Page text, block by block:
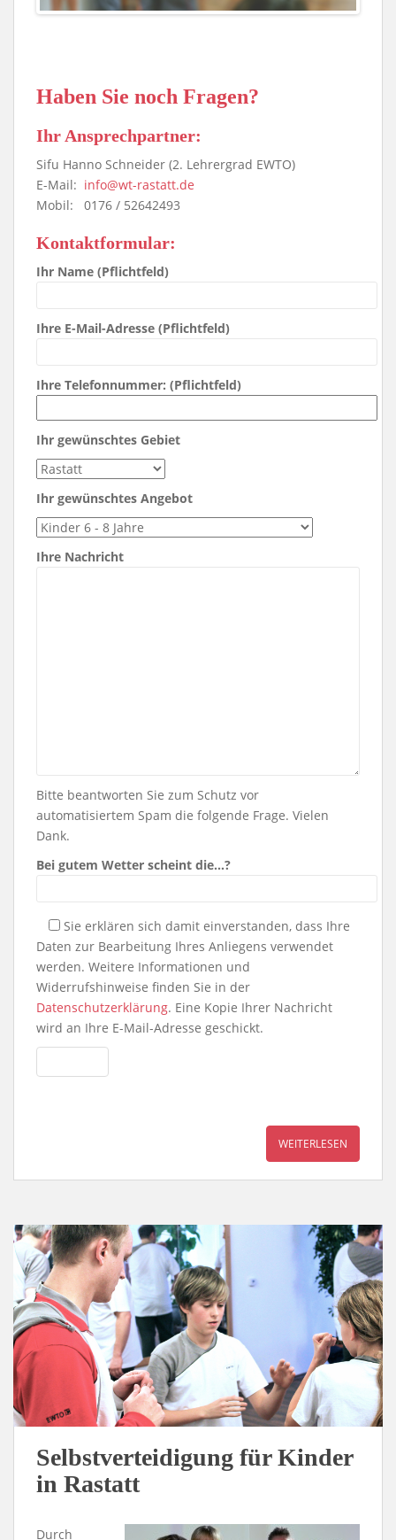
Haben Sie noch Fragen?
Ihr Ansprechpartner:
Sifu Hanno Schneider (2. Lehrergrad EWTO)
E-Mail: info@wt-rastatt.de
Mobil: 0176 / 52642493
Kontaktformular:
Ihr Name (Pflichtfeld)
Ihre E-Mail-Adresse (Pflichtfeld)
Ihre Telefonnummer: (Pflichtfeld)
Ihr gewünschtes Gebiet
Ihr gewünschtes Angebot
Ihre Nachricht
Bitte beantworten Sie zum Schutz vor
automatisiertem Spam die folgende Frage. Vielen
Dank.
Bei gutem Wetter scheint die…?
Sie erklären sich damit einverstanden, dass Ihre
Daten zur Bearbeitung Ihres Anliegens verwendet
werden. Weitere Informationen und
Widerrufshinweise finden Sie in der
Datenschutzerklärung. Eine Kopie Ihrer Nachricht
wird an Ihre E-Mail-Adresse geschickt.
WEITERLESEN
Selbstverteidigung für Kinder
in Rastatt
Durch